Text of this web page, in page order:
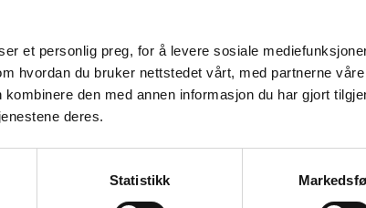
et personlig preg, for å levere sosiale
hvordan du bruker nettstedet vårt, med partnerne
den med annen informasjon du har gjort
deres.
Statistikk